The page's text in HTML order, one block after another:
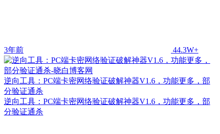
3年前 44.3W+
逆向工具：PC端卡密网络验证破解神器V1.6，功能更多，部
分验证通杀
逆向工具：PC端卡密网络验证破解神器V1.6，功能更多，部
分验证通杀